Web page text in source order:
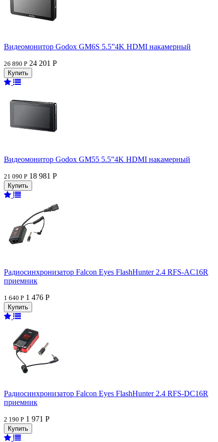
Видеомонитор Godox GM6S 5.5”4K HDMI накамерный
26 890 Р 24 201 Р
Видеомонитор Godox GM55 5.5”4K HDMI накамерный
21 090 Р 18 981 Р
Радиосинхронизатор Falcon Eyes FlashHunter 2.4 RFS-AC16R
приемник
1 640 Р 1 476 Р
Радиосинхронизатор Falcon Eyes FlashHunter 2.4 RFS-DC16R
приемник
2 190 Р 1 971 Р